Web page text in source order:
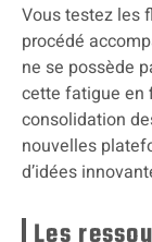
Vous testez les
procédé
ne se possède
cette fatigue en
consolidation
nouvelles
d’idées